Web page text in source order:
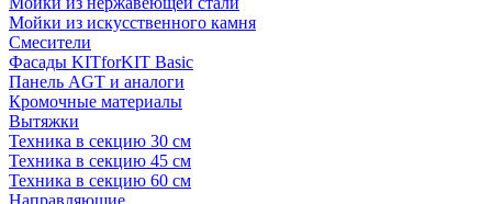
Мойки из искусственного камня
Смесители
Фасады KITforKIT Basic
Панель AGT и аналоги
Кромочные материалы
Вытяжки
Техника в секцию 30 см
Техника в секцию 45 см
Техника в секцию 60 см
Направляющие